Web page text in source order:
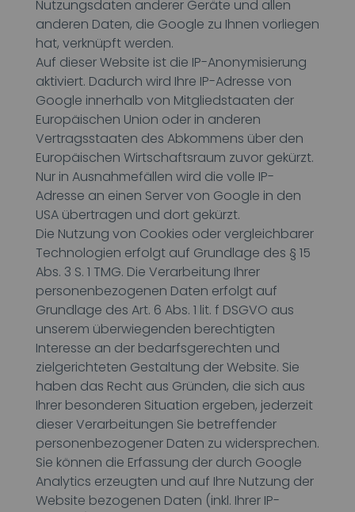
Nutzungsdaten anderer Geräte und allen
anderen Daten, die Google zu Ihnen vorliegen
hat, verknüpft werden.
Auf dieser Website ist die IP-Anonymisierung
aktiviert. Dadurch wird Ihre IP-Adresse von
Google innerhalb von Mitgliedstaaten der
Europäischen Union oder in anderen
Vertragsstaaten des Abkommens über den
Europäischen Wirtschaftsraum zuvor gekürzt.
Nur in Ausnahmefällen wird die volle IP-
Adresse an einen Server von Google in den
USA übertragen und dort gekürzt.
Die Nutzung von Cookies oder vergleichbarer
Technologien erfolgt auf Grundlage des § 15
Abs. 3 S. 1 TMG. Die Verarbeitung Ihrer
personenbezogenen Daten erfolgt auf
Grundlage des Art. 6 Abs. 1 lit. f DSGVO aus
unserem überwiegenden berechtigten
Interesse an der bedarfsgerechten und
zielgerichteten Gestaltung der Website. Sie
haben das Recht aus Gründen, die sich aus
Ihrer besonderen Situation ergeben, jederzeit
dieser Verarbeitungen Sie betreffender
personenbezogener Daten zu widersprechen.
Sie können die Erfassung der durch Google
Analytics erzeugten und auf Ihre Nutzung der
Website bezogenen Daten (inkl. Ihrer IP-